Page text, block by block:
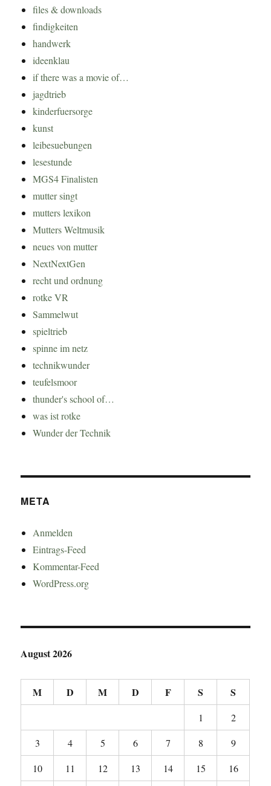
files & downloads
findigkeiten
handwerk
ideenklau
if there was a movie of…
jagdtrieb
kinderfuersorge
kunst
leibesuebungen
lesestunde
MGS4 Finalisten
mutter singt
mutters lexikon
Mutters Weltmusik
neues von mutter
NextNextGen
recht und ordnung
rotke VR
Sammelwut
spieltrieb
spinne im netz
technikwunder
teufelsmoor
thunder's school of…
was ist rotke
Wunder der Technik
META
Anmelden
Eintrags-Feed
Kommentar-Feed
WordPress.org
August 2026
M D M D F S S
1
2
3
4 5 6 7 8
9
10
11 12 13 14 15
16